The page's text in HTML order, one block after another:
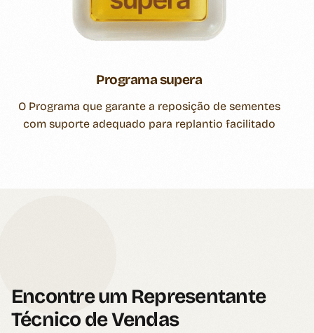
Programa supera
O Programa que garante a reposição de sementes
com suporte adequado para replantio facilitado
Encontre um Representante
Técnico de Vendas